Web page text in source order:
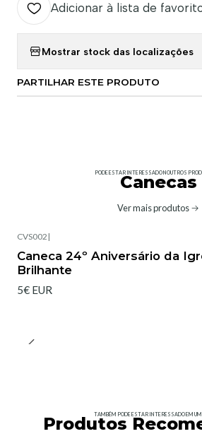
Adicionar à lista de
Mostrar stock das localizações
PARTILHAR ESTE PRODUTO
PODE ESTAR INTERESSADO NOUTROS
Canecas
Ver mais produtos
CVS002 |
Caneca 24º Aniversário da
Brilhante
5€ EUR
TAMBÉM PODE ESTAR INTERESSADO EM
Produtos